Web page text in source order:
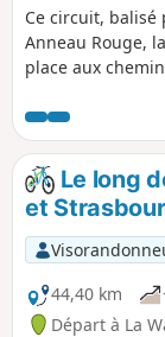
Ce circuit, balisé
Anneau Rouge,
place aux
aux groupes.
notamment
Hohengoeft, il
chaussures. Il
constitue une
intersaisons ou
pas trop élevé,
exclusivement à
Le long
et
44,40 km
Départ à La